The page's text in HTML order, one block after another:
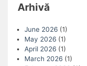
Arhivă
June 2026(1)
May 2026(1)
April 2026(1)
March 2026(1)